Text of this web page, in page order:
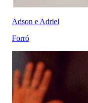
Adson e Adriel
Forró